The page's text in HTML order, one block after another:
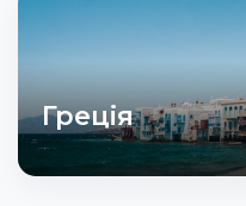
Греція